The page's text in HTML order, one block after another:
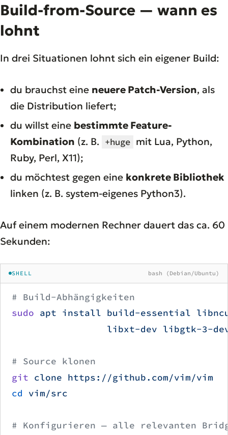
Build-from-Source — wann es
lohnt
In drei Situationen lohnt sich ein eigener Build:
du brauchst eine neuere Patch-Version, als
die Distribution liefert;
du willst eine bestimmte Feature-
Kombination (z. B. +huge mit Lua, Python,
Ruby, Perl, X11);
du möchtest gegen eine konkrete Bibliothek
linken (z. B. system-eigenes Python3).
Auf einem modernen Rechner dauert das ca. 60
Sekunden:
SHELL bash (Debian/Ubuntu)
# Build-Abhängigkeiten
sudo apt install build-essential
                 libxt-dev
libgtk-3-
# Source klonen
git clone https://github.com/vim/vim
cd vim/src
# Konfigurieren — alle relevanten